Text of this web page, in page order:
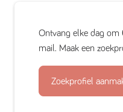
Ontvang elke dag om
mail. Maak een
Zoekprofiel